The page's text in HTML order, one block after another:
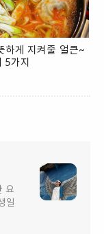
하게 지켜줄 얼큰~
5가지
요
일